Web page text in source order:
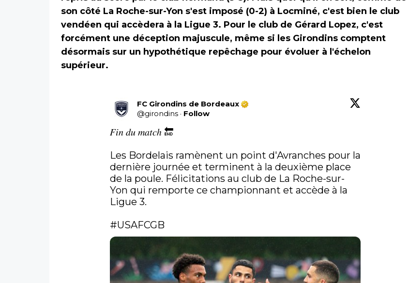
son côté La Roche-sur-Yon s'est imposé (0-2) à Locminé, c'est bien le club
vendéen qui accèdera à la Ligue 3. Pour le club de Gérard Lopez, c'est
forcément une déception majuscule, même si les Girondins comptent
désormais sur un hypothétique repêchage pour évoluer à l'échelon
supérieur.
FC Girondins de Bordeaux
@girondins · Follow
𝐹𝑖𝑛 𝑑𝑢 𝑚𝑎𝑡𝑐ℎ 🔚
Les Bordelais ramènent un point d'Avranches pour la
dernière journée et terminent à la deuxième place
de la poule. Félicitations au club de La Roche-sur-
Yon qui remporte ce championnant et accède à la
Ligue 3.
#USAFCGB